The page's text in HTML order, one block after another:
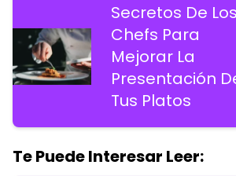
Secretos De Los
Chefs Para
Mejorar La
Presentación
Tus Platos
Te Puede Interesar Leer: